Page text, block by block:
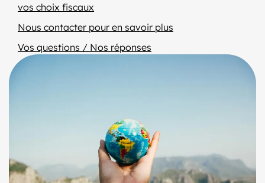
vos choix fiscaux
Nous contacter pour en savoir plus
Vos questions / Nos réponses